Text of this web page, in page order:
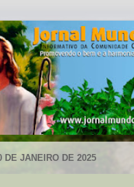
DE JANEIRO DE 2025